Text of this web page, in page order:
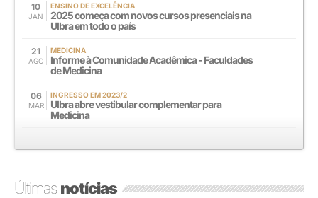
10
JAN
ENSINO DE EXCELÊNCIA
2025 começa com novos cursos presenciais na
Ulbra em todo o país
21
AGO
MEDICINA
Informe à Comunidade Acadêmica - Faculdades
de Medicina
06
MAR
INGRESSO EM 2023/2
Ulbra abre vestibular complementar para
Medicina
Últimasnotícias